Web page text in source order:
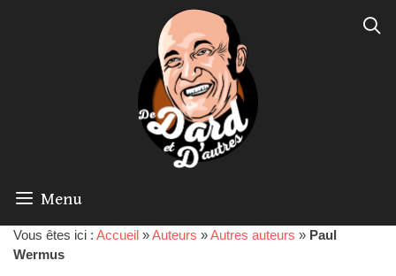
Menu
Vous êtes ici : Accueil »Auteurs »Autres auteurs » Paul
Wermus